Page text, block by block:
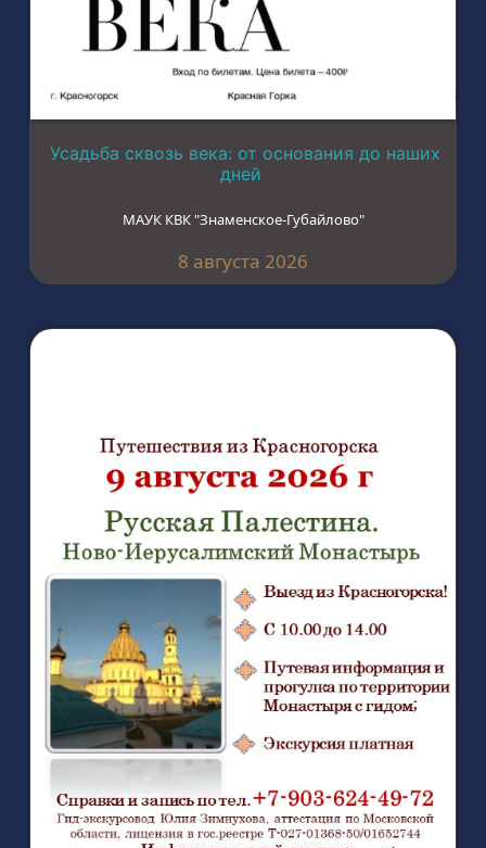
Усадьба сквозь века: от основания до наших
дней
МАУК КВК "Знаменское-Губайлово"
8 августа 2026